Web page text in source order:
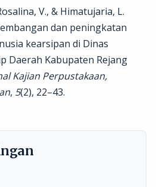
V., & Himatujaria, L.
dan peningkatan
kearsipan di Dinas
Daerah Kabupaten Rejang
Kajian Perpustakaan,
, 5(2), 22–43.